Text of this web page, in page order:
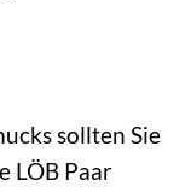
sollten Sie
LÖB Paar